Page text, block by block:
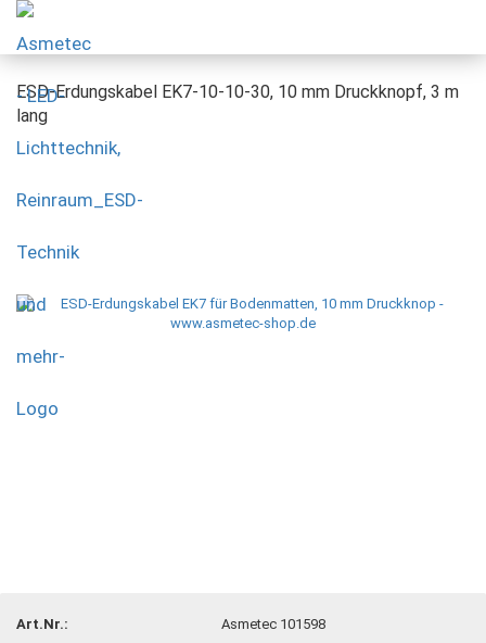
ESD-Erdungskabel EK7-10-10-30, 10 mm Druckknopf, 3 m
lang
Art.Nr.:
Asmetec 101598